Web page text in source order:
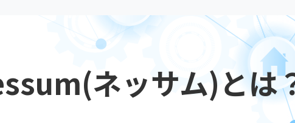
ネッサム)とは